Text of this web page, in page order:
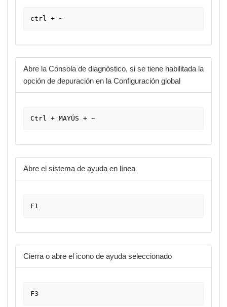
ctrl + ~
Abre la Consola de diagnóstico, si se tiene habilitada la
opción de depuración en la Configuración global
Ctrl + MAYÚS + ~
Abre el sistema de ayuda en línea
F1
Cierra o abre el icono de ayuda seleccionado
F3